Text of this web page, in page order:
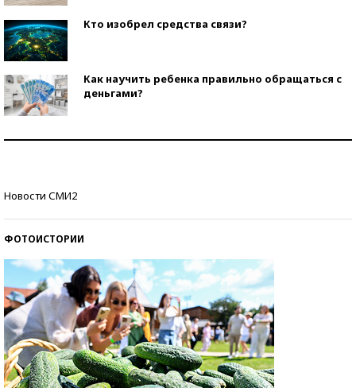
Кто изобрел средства связи?
Как научить ребенка правильно обращаться с
деньгами?
Новости СМИ2
ФОТОИСТОРИИ